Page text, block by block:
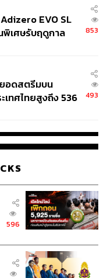
EVO SL
พิเศษรับฤดูกาล
853
อดสตรีมบน
เทศไทยสูงถึง 536
493
596